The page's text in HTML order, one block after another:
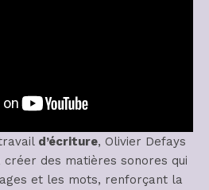
d’écriture, Olivier Defays
des matières sonores qui
et les mots, renforçant la